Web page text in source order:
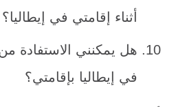
أثناء إقامتي في إيطاليا؟
هل يمكنني الاستفادة
في إيطاليا بإقامتي؟